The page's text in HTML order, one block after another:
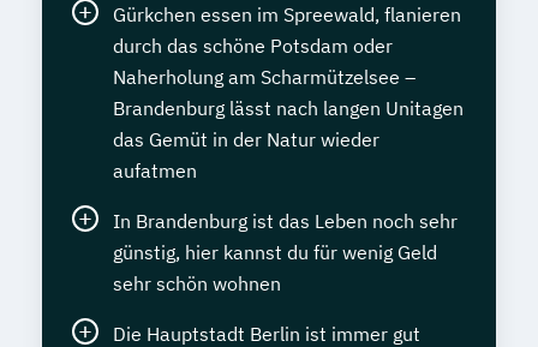
Gürkchen essen im Spreewald, flanieren
durch das schöne Potsdam oder
Naherholung am Scharmützelsee –
Brandenburg lässt nach langen Unitagen
das Gemüt in der Natur wieder
aufatmen
In Brandenburg ist das Leben noch sehr
günstig, hier kannst du für wenig Geld
sehr schön wohnen
Die Hauptstadt Berlin ist immer gut